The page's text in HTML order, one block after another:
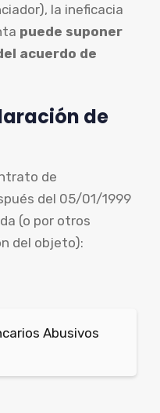
la ineficacia
puede suponer
acuerdo de
de
de
del 05/01/1999
(o por otros
del objeto):
Abusivos